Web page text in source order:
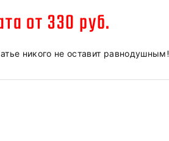
от 330 руб.
никого не оставит равнодушным!